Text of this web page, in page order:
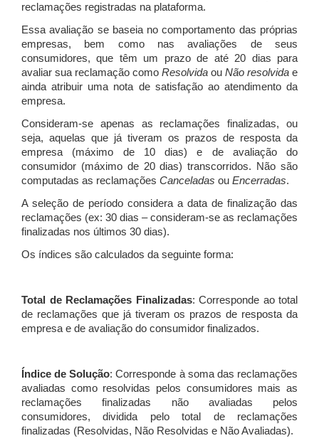
reclamações registradas na plataforma.
Essa avaliação se baseia no comportamento das próprias
empresas, bem como nas avaliações de seus
consumidores, que têm um prazo de até 20 dias para
avaliar sua reclamação como Resolvida ou Não resolvida e
ainda atribuir uma nota de satisfação ao atendimento da
empresa.
Consideram-se apenas as reclamações finalizadas, ou
seja, aquelas que já tiveram os prazos de resposta da
empresa (máximo de 10 dias) e de avaliação do
consumidor (máximo de 20 dias) transcorridos. Não são
computadas as reclamações Canceladas ou Encerradas.
A seleção de período considera a data de finalização das
reclamações (ex: 30 dias – consideram-se as reclamações
finalizadas nos últimos 30 dias).
Os índices são calculados da seguinte forma:
Total de Reclamações Finalizadas: Corresponde ao total
de reclamações que já tiveram os prazos de resposta da
empresa e de avaliação do consumidor finalizados.
Índice de Solução: Corresponde à soma das reclamações
avaliadas como resolvidas pelos consumidores mais as
reclamações finalizadas não avaliadas pelos
consumidores, dividida pelo total de reclamações
finalizadas (Resolvidas, Não Resolvidas e Não Avaliadas).